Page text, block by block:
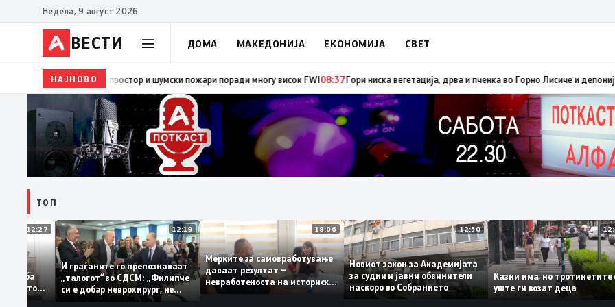
Недела, 9 август 2026
ВЕСТИ ДОМА МАКЕДОНИЈА ЕКОНОМИЈА СВЕТ
НАЈНОВО 08:38ЦУК: Попладнево зголемен ризик од појава и брзо ширење на пожари на отворен простор и шумски пожари поради
ТОП
12:27
За
треба
12:19
И граѓаните го препознаваат
„талогот“ во СДСМ: „Филипче
си е добар неврохирург, не
треба се занимава со
18:06
Мерките за самовработување
даваат резултат –
невработеноста на историски
најниско ниво од 11,3%
12:50
Новиот закон за Академијата
за судии и јавни обвинители
наскоро во Собранието
Казни има, но
уште ги возат деца